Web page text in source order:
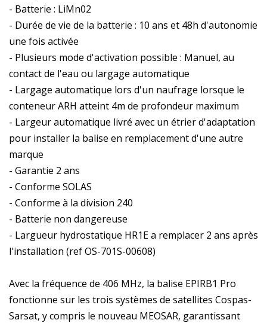
- Batterie : LiMn02
- Durée de vie de la batterie : 10 ans et 48h d'autonomie
une fois activée
- Plusieurs mode d'activation possible : Manuel, au
contact de l'eau ou largage automatique
- Largage automatique lors d'un naufrage lorsque le
conteneur ARH atteint 4m de profondeur maximum
- Largeur automatique livré avec un étrier d'adaptation
pour installer la balise en remplacement d'une autre
marque
- Garantie 2 ans
- Conforme SOLAS
- Conforme à la division 240
- Batterie non dangereuse
- Largueur hydrostatique HR1E a remplacer 2 ans après
l'installation (ref OS-701S-00608)
Avec la fréquence de 406 MHz, la balise EPIRB1 Pro
fonctionne sur les trois systèmes de satellites Cospas-
Sarsat, y compris le nouveau MEOSAR, garantissant